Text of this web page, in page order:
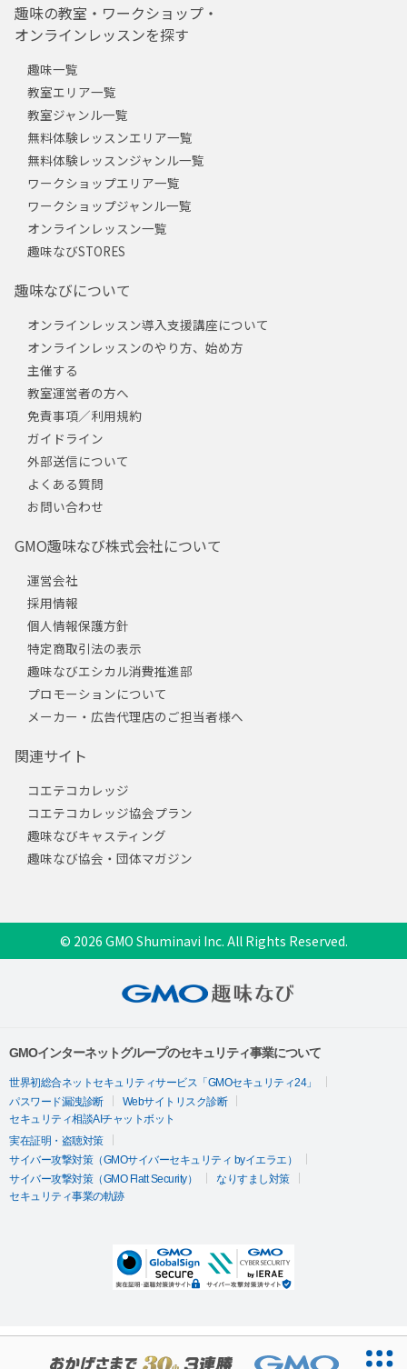
趣味の教室・ワークショップ・
オンラインレッスンを探す
趣味一覧
教室エリア一覧
教室ジャンル一覧
無料体験レッスンエリア一覧
無料体験レッスンジャンル一覧
ワークショップエリア一覧
ワークショップジャンル一覧
オンラインレッスン一覧
趣味なびSTORES
趣味なびについて
オンラインレッスン導入支援講座について
オンラインレッスンのやり方、始め方
主催する
教室運営者の方へ
免責事項／利用規約
ガイドライン
外部送信について
よくある質問
お問い合わせ
GMO趣味なび株式会社について
運営会社
採用情報
個人情報保護方針
特定商取引法の表示
趣味なびエシカル消費推進部
プロモーションについて
メーカー・広告代理店のご担当者様へ
関連サイト
コエテコカレッジ
コエテコカレッジ協会プラン
趣味なびキャスティング
趣味なび協会・団体マガジン
© 2026 GMO Shuminavi Inc. All Rights Reserved.